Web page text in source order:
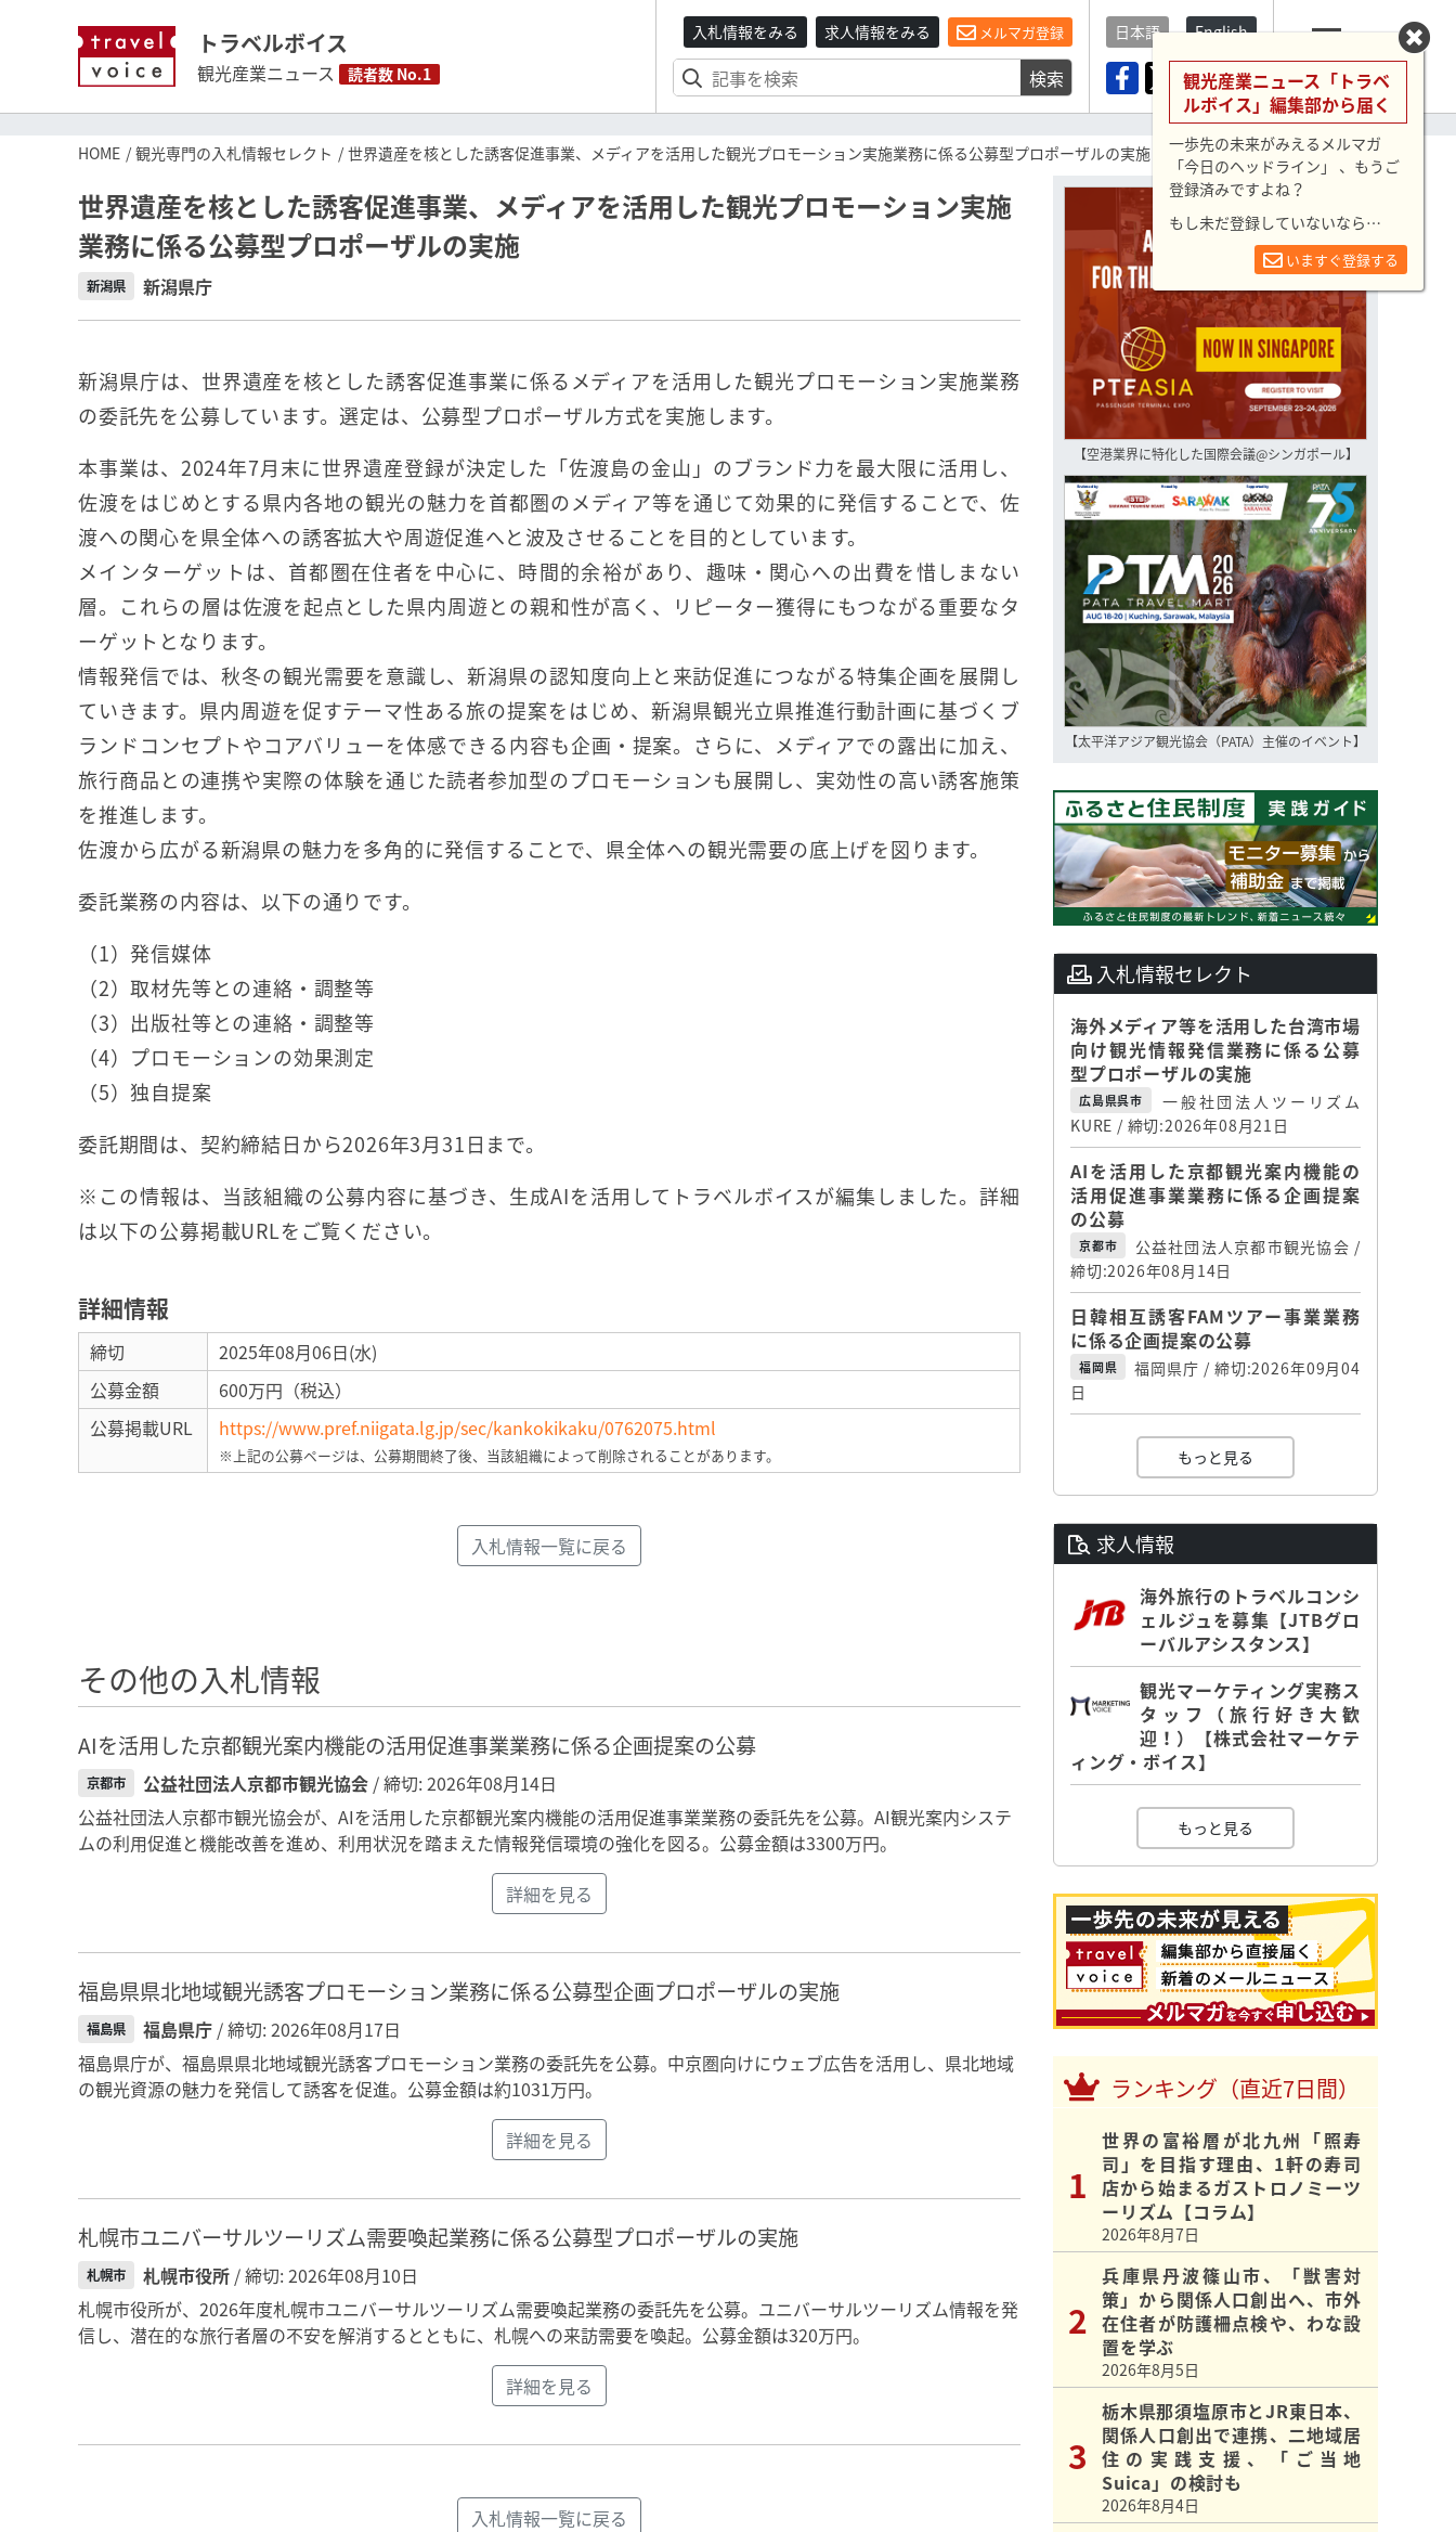
トラベルボイス
観光産業ニュース 読者数 No.1
入札情報をみる 求人情報をみる メルマガ登録
検索
日本語 English
メニュー
HOME 観光専門の入札情報セレクト 世界遺産を核とした誘客促進事業、メディアを活用した観光プロモーション実施業務に係る公募型プロポーザルの実施
世界遺産を核とした誘客促進事業、メディアを活用した観光プロモーション実施
業務に係る公募型プロポーザルの実施
新潟県 新潟県庁
新潟県庁は、世界遺産を核とした誘客促進事業に係るメディアを活用した観光プロモーション実施業務
の委託先を公募しています。選定は、公募型プロポーザル方式を実施します。
本事業は、2024年7月末に世界遺産登録が決定した「佐渡島の金山」のブランド力を最大限に活用し、
佐渡をはじめとする県内各地の観光の魅力を首都圏のメディア等を通じて効果的に発信することで、佐
渡への関心を県全体への誘客拡大や周遊促進へと波及させることを目的としています。
メインターゲットは、首都圏在住者を中心に、時間的余裕があり、趣味・関心への出費を惜しまない
層。これらの層は佐渡を起点とした県内周遊との親和性が高く、リピーター獲得にもつながる重要なタ
ーゲットとなります。
情報発信では、秋冬の観光需要を意識し、新潟県の認知度向上と来訪促進につながる特集企画を展開し
ていきます。県内周遊を促すテーマ性ある旅の提案をはじめ、新潟県観光立県推進行動計画に基づくブ
ランドコンセプトやコアバリューを体感できる内容も企画・提案。さらに、メディアでの露出に加え、
旅行商品との連携や実際の体験を通じた読者参加型のプロモーションも展開し、実効性の高い誘客施策
を推進します。
佐渡から広がる新潟県の魅力を多角的に発信することで、県全体への観光需要の底上げを図ります。
委託業務の内容は、以下の通りです。
（1）発信媒体
（2）取材先等との連絡・調整等
（3）出版社等との連絡・調整等
（4）プロモーションの効果測定
（5）独自提案
委託期間は、契約締結日から2026年3月31日まで。
※この情報は、当該組織の公募内容に基づき、生成AIを活用してトラベルボイスが編集しました。詳細
は以下の公募掲載URLをご覧ください。
詳細情報
締切
2025年08月06日(水)
公募金額
600万円（税込）
公募掲載URL
https://www.pref.niigata.lg.jp/sec/kankokikaku/0762075.html
※上記の公募ページは、公募期間終了後、当該組織によって削除されることがあります。
入札情報一覧に戻る
その他の入札情報
AIを活用した京都観光案内機能の活用促進事業業務に係る企画提案の公募
京都市 公益社団法人京都市観光協会 / 締切: 2026年08月14日
公益社団法人京都市観光協会が、AIを活用した京都観光案内機能の活用促進事業業務の委託先を公募。AI観光案内システ
ムの利用促進と機能改善を進め、利用状況を踏まえた情報発信環境の強化を図る。公募金額は3300万円。
詳細を見る
福島県県北地域観光誘客プロモーション業務に係る公募型企画プロポーザルの実施
福島県 福島県庁 / 締切: 2026年08月17日
福島県庁が、福島県県北地域観光誘客プロモーション業務の委託先を公募。中京圏向けにウェブ広告を活用し、県北地域
の観光資源の魅力を発信して誘客を促進。公募金額は約1031万円。
詳細を見る
札幌市ユニバーサルツーリズム需要喚起業務に係る公募型プロポーザルの実施
札幌市 札幌市役所 / 締切: 2026年08月10日
札幌市役所が、2026年度札幌市ユニバーサルツーリズム需要喚起業務の委託先を公募。ユニバーサルツーリズム情報を発
信し、潜在的な旅行者層の不安を解消するとともに、札幌への来訪需要を喚起。公募金額は320万円。
詳細を見る
入札情報一覧に戻る
【空港業界に特化した国際会議@シンガポール】
【太平洋アジア観光協会（PATA）主催のイベント】
入札情報セレクト
海外メディア等を活用した台湾市場
向け観光情報発信業務に係る公募
型プロポーザルの実施
広島県呉市
一般社団法人ツーリズム
KURE / 締切:2026年08月21日
AIを活用した京都観光案内機能の
活用促進事業業務に係る企画提案
の公募
京都市
公益社団法人京都市観光協会 /
締切:2026年08月14日
日韓相互誘客FAMツアー事業業務
に係る企画提案の公募
福岡県
福岡県庁 / 締切:2026年09月04
日
もっと見る
求人情報
海外旅行のトラベルコンシ
ェルジュを募集【JTBグロ
ーバルアシスタンス】
観光マーケティング実務ス
タッフ（旅行好き大歓
迎！）【株式会社マーケテ
ィング・ボイス】
もっと見る
ランキング（直近7日間）
世界の富裕層が北九州「照寿
司」を目指す理由、1軒の寿司
店から始まるガストロノミーツ
ーリズム【コラム】
2026年8月7日
兵庫県丹波篠山市、「獣害対
策」から関係人口創出へ、市外
在住者が防護柵点検や、わな設
置を学ぶ
2026年8月5日
栃木県那須塩原市とJR東日本、
関係人口創出で連携、二地域居
住の実践支援、「ご当地
Suica」の検討も
2026年8月4日
観光産業ニュース「トラベ
ルボイス」編集部から届く
一歩先の未来がみえるメルマガ
「今日のヘッドライン」 、もうご
登録済みですよね？
もし未だ登録していないなら…
いますぐ登録する